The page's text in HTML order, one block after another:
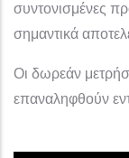
συντονισμένες
σημαντικά
Οι δωρεάν
επαναληφθούν